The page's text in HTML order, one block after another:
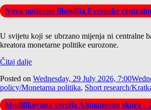
Nova poslovna filosofija Evropske
U svijetu koji se ubrzano mijenja ni centralne
kreatora monetarne politike eurozone.
Čitaj dalje
Posted on Wednesday, 29 July 2026, 7:00
policy/Monetarna politika, Short research/
Modifikovana verzija Altmanovog skora –